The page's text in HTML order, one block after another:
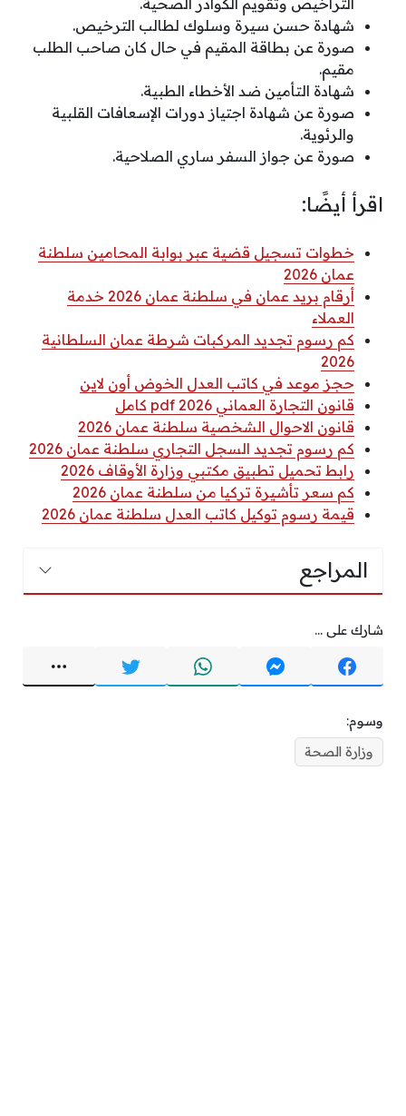
شهادة حسن سيرة وسلوك لطالب الترخيص.
صورة عن بطاقة المقيم في حال كان صاحب الطلب
مقيم.
شهادة التأمين ضد الأخطاء الطبية.
صورة عن شهادة اجتياز دورات الإسعافات القلبية
والرئوية.
صورة عن جواز السفر ساري الصلاحية.
اقرأ أيضًا:
خطوات تسجيل قضية عبر بوابة المحامين سلطنة
عمان 2026
أرقام بريد عمان في سلطنة عمان 2026 خدمة
العملاء
كم رسوم تجديد المركبات شرطة عمان السلطانية
2026
حجز موعد في كاتب العدل الخوض أون لاين
قانون التجارة العماني 2026 pdf كامل
قانون الاحوال الشخصية سلطنة عمان 2026
كم رسوم تجديد السجل التجاري سلطنة عمان 2026
رابط تحميل تطبيق مكتبي وزارة الأوقاف 2026
كم سعر تأشيرة تركيا من سلطنة عمان 2026
قيمة رسوم توكيل كاتب العدل سلطنة عمان 2026
المراجع
شارك على ...
وسوم:
وزارة الصحة